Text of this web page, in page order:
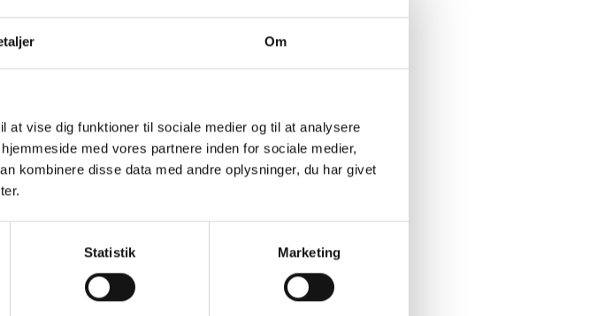
Om
at vise dig funktioner til sociale medier og til at analysere
med vores partnere inden for sociale medier,
kombinere disse data med andre oplysninger, du har givet
Statistik Marketing
Hvad har den anden lyst
går. Hvis de kan sige fra,
gerne vil.
altid en form for
Det har mange mennesker
voksne viser i ord og